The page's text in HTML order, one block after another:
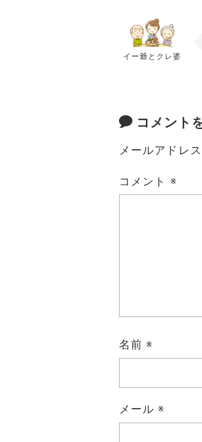
イー爺とクレ婆
コメント
メールアドレ
コメント ※
名前※
メール※